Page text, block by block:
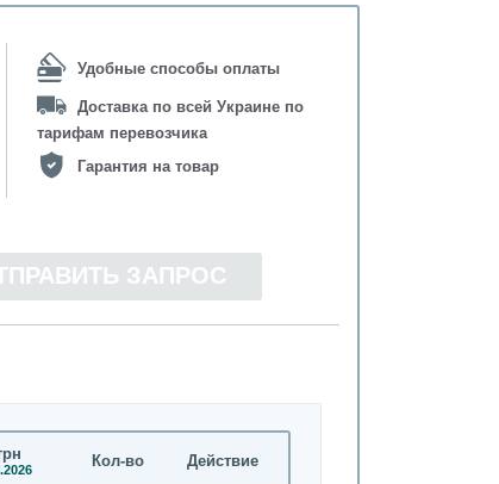
Удобные способы оплаты
Доставка по всей Украине по
тарифам перевозчика
Гарантия на товар
ЗАПРОС
Кол-во Действие